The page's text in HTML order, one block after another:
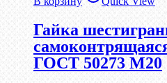
Гайка
ГОСТ 50273 М20